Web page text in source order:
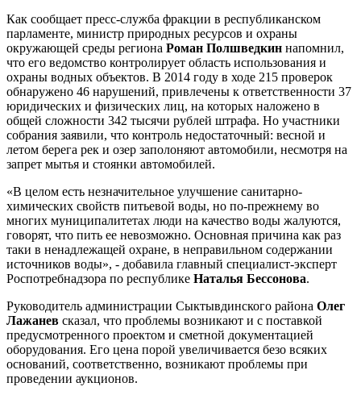
Как сообщает пресс-служба фракции в республиканском
парламенте, министр природных ресурсов и охраны
окружающей среды региона Роман Полшведкин напомнил,
что его ведомство контролирует область использования и
охраны водных объектов. В 2014 году в ходе 215 проверок
обнаружено 46 нарушений, привлечены к ответственности 37
юридических и физических лиц, на которых наложено в
общей сложности 342 тысячи рублей штрафа. Но участники
собрания заявили, что контроль недостаточный: весной и
летом берега рек и озер заполоняют автомобили, несмотря на
запрет мытья и стоянки автомобилей.
«В целом есть незначительное улучшение санитарно-
химических свойств питьевой воды, но по-прежнему во
многих муниципалитетах люди на качество воды жалуются,
говорят, что пить ее невозможно. Основная причина как раз
таки в ненадлежащей охране, в неправильном содержании
источников воды», - добавила главный специалист-эксперт
Роспотребнадзора по республике Наталья Бессонова.
Руководитель администрации Сыктывдинского района Олег
Лажанев сказал, что проблемы возникают и с поставкой
предусмотренного проектом и сметной документацией
оборудования. Его цена порой увеличивается безо всяких
оснований, соответственно, возникают проблемы при
проведении аукционов.